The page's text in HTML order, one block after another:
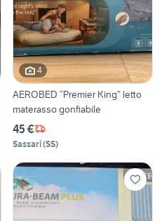
4
AEROBED “Premier King” letto
materasso gonfiabile
45 €
Sassari(SS)